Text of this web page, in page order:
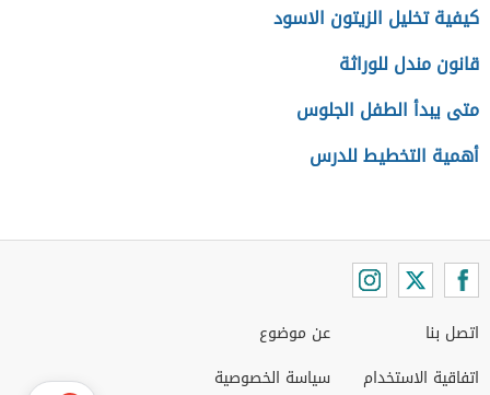
كيفية تخليل الزيتون الاسود
قانون مندل للوراثة
متى يبدأ الطفل الجلوس
أهمية التخطيط للدرس
اتصل بنا
اتفاقية الاستخدام
عن موضوع
سياسة الخصوصية